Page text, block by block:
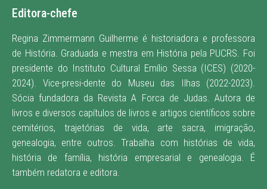
Editora-chefe
Regina Zimmermann Guilherme é historiadora e professora
de História. Graduada e mestra em História pela PUCRS. Foi
presidente do Instituto Cultural Emílio Sessa (ICES) (2020-
2024). Vice-presi-dente do Museu das Ilhas (2022-2023).
Sócia fundadora da Revista A Forca de Judas. Autora de
livros e diversos capítulos de livros e artigos científicos sobre
cemitérios, trajetórias de vida, arte sacra, imigração,
genealogia, entre outros. Trabalha com histórias de vida,
história de família, história empresarial e genealogia. É
também redatora e editora.